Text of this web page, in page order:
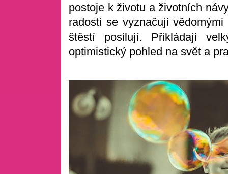
postoje k životu a životních
radosti se vyznačují
štěstí posilují. Přikládají
optimistický pohled na svět a